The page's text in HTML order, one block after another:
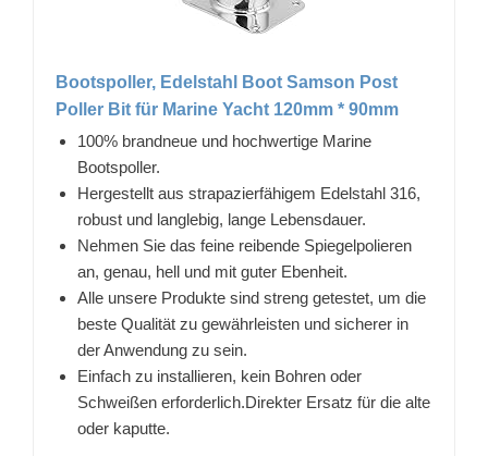
Bootspoller, Edelstahl Boot Samson Post
Poller Bit für Marine Yacht 120mm * 90mm
100% brandneue und hochwertige Marine
Bootspoller.
Hergestellt aus strapazierfähigem Edelstahl 316,
robust und langlebig, lange Lebensdauer.
Nehmen Sie das feine reibende Spiegelpolieren
an, genau, hell und mit guter Ebenheit.
Alle unsere Produkte sind streng getestet, um die
beste Qualität zu gewährleisten und sicherer in
der Anwendung zu sein.
Einfach zu installieren, kein Bohren oder
Schweißen erforderlich.Direkter Ersatz für die alte
oder kaputte.